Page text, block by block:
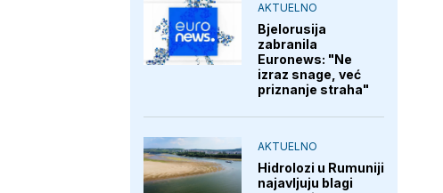
AKTUELNO
Bjelorusija
zabranila
Euronews: "Ne
izraz snage, već
priznanje straha"
AKTUELNO
Hidrolozi u Rumuniji
najavljuju blagi